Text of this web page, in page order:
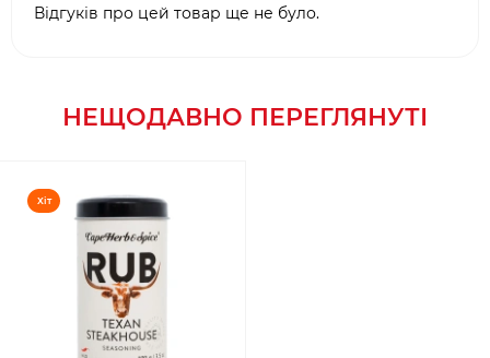
Відгуків про цей товар ще не було.
НЕЩОДАВНО ПЕРЕГЛЯНУТІ
Хіт